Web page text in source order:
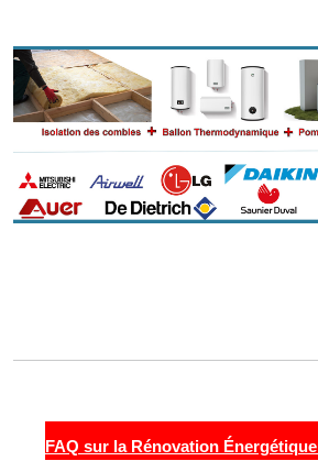
FAQ sur la Rénovation